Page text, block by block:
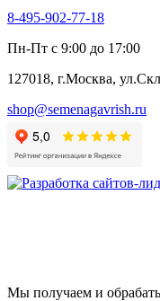
Алтей
Анис
Бессмертник
Валериана
Валерианелла
Гибискус
Девясил
Душица
8-495-902-77-18
Пн-Пт с 9:00 до 17:00
127018, г.Москва,
shop@semenagavrish.ru
Мы получаем и